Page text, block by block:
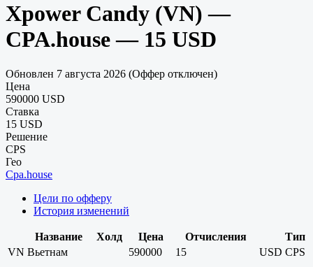
Xpower Candy (VN) —
CPA.house — 15 USD
Обновлен 7 августа 2026 (Оффер отключен)
Цена
590000 USD
Ставка
15 USD
Решение
CPS
Гео
Cpa.house
Цели по офферу
История изменений
Название Холд Цена Отчисления
Тип
VN Вьетнам 590000 15 USD CPS